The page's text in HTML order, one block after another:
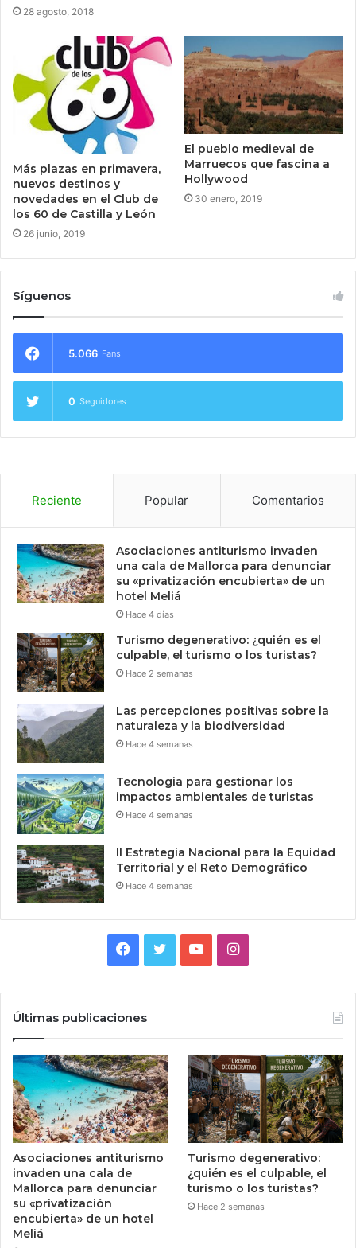
28 agosto, 2018
Más plazas en primavera,
nuevos destinos y
novedades en el Club de
los 60 de Castilla y León
26 junio, 2019
El pueblo medieval de
Marruecos que fascina a
Hollywood
30 enero, 2019
Síguenos
5.066 Fans
0 Seguidores
Reciente Popular Comentarios
Asociaciones antiturismo invaden
una cala de Mallorca para denunciar
su «privatización encubierta» de un
hotel Meliá
Hace 4 días
Turismo degenerativo: ¿quién es el
culpable, el turismo o los turistas?
Hace 2 semanas
Las percepciones positivas sobre la
naturaleza y la biodiversidad
Hace 4 semanas
Tecnologia para gestionar los
impactos ambientales de turistas
Hace 4 semanas
II Estrategia Nacional para la Equidad
Territorial y el Reto Demográfico
Hace 4 semanas
Facebook
TwitterYouTubeInstagram
Últimas publicaciones
Asociaciones antiturismo
invaden una cala de
Mallorca para denunciar
su «privatización
encubierta» de un hotel
Meliá
Turismo degenerativo:
¿quién es el culpable, el
turismo o los turistas?
Hace 2 semanas